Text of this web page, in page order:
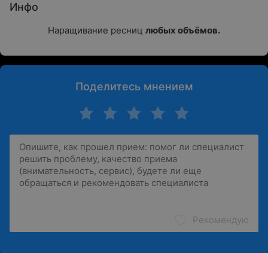
Инфо
Наращивание ресниц любых объёмов.
Поделитесь мнением
Рекомендую